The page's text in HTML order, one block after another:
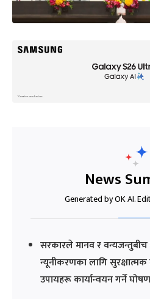
News
Generated by OK AI.
सरकारले मानव र वन्यजन्तुबीच
न्यूनीकरणका लागि
उपायहरू कार्यान्वयन गर्ने